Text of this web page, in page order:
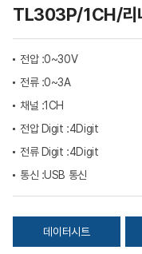
TL303P/1CH/리
전압 :0~30V
전류 :0~3A
채널 :1CH
전압 Digit :4Digit
전류 Digit :4Digit
통신 :USB 통신
데이터시트